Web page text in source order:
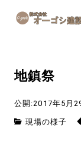
手しごと
地鎮祭
公開:2017年5月
現場の様子